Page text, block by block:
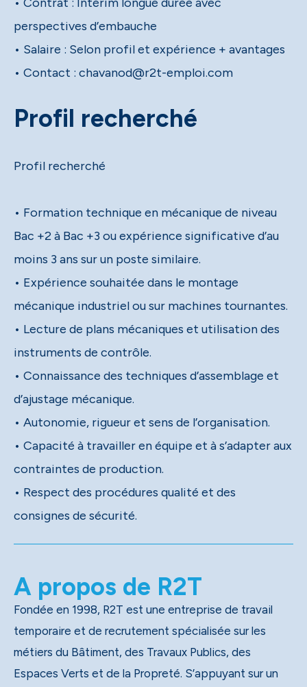
perspectives d’embauche
• Salaire : Selon profil et expérience + avantages
• Contact : chavanod@r2t-emploi.com
Profil recherché
Profil recherché
• Formation technique en mécanique de niveau
Bac +2 à Bac +3 ou expérience significative d’au
moins 3 ans sur un poste similaire.
• Expérience souhaitée dans le montage
mécanique industriel ou sur machines tournantes.
• Lecture de plans mécaniques et utilisation des
instruments de contrôle.
• Connaissance des techniques d’assemblage et
d’ajustage mécanique.
• Autonomie, rigueur et sens de l’organisation.
• Capacité à travailler en équipe et à s’adapter aux
contraintes de production.
• Respect des procédures qualité et des
consignes de sécurité.
A propos de R2T
Fondée en 1998, R2T est une entreprise de travail
temporaire et de recrutement spécialisée sur les
métiers du Bâtiment, des Travaux Publics, des
Espaces Verts et de la Propreté. S’appuyant sur un